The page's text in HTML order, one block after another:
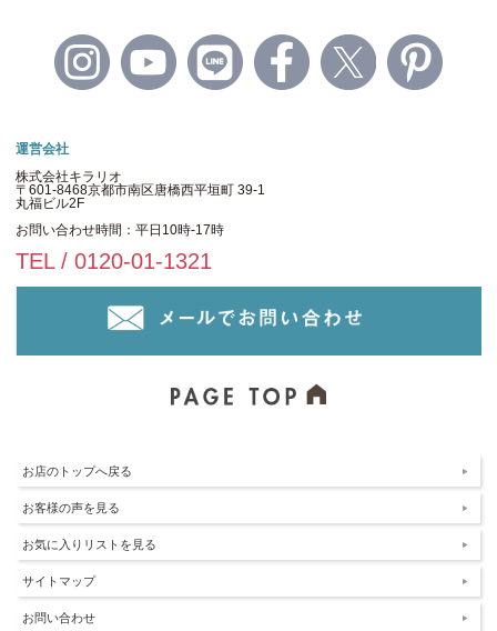
運営会社
株式会社キラリオ
〒601-8468京都市南区唐橋西平垣町 39-1
丸福ビル2F
お問い合わせ時間：平日10時-17時
TEL / 0120-01-1321
お店のトップへ戻る
お客様の声を見る
お気に入りリストを見る
サイトマップ
お問い合わせ